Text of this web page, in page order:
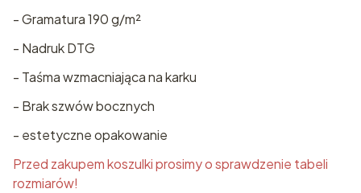
- Gramatura 190 g/m²
- Nadruk DTG
- Taśma wzmacniająca na karku
- Brak szwów bocznych
- estetyczne opakowanie
Przed zakupem koszulki prosimy o sprawdzenie tabeli
rozmiarów!